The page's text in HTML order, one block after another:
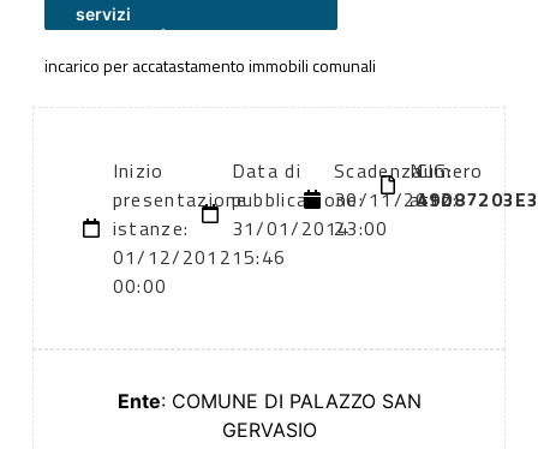
servizi
incarico per accatastamento immobili comunali
Inizio
presentazione
istanze:
01/12/2012
00:00
Data di
pubblicazione:
31/01/2014
15:46
Scadenza:
30/11/2012
23:00
Numero
atto:
CIG:
Ente: COMUNE DI PALAZZO SAN
GERVASIO